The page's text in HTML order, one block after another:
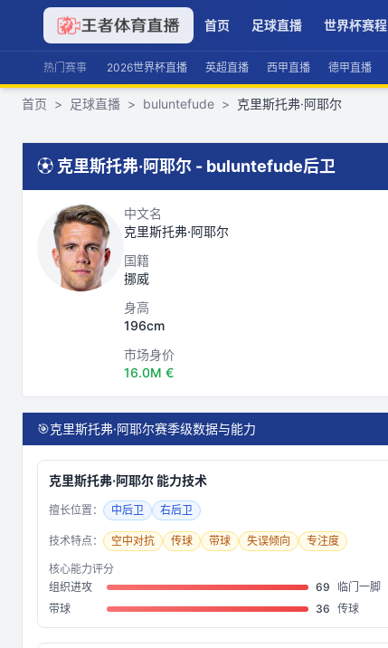
首页 足球直播 世界杯赛程
热门赛事 2026世界杯直播 英超直播 西甲直播 德甲直播
首页 > 足球直播 > buluntefude > 克里斯托弗·阿耶尔
⚽ 克里斯托弗·阿耶尔 - buluntefude后卫
中文名
克里斯托弗·阿耶尔
国籍
挪威
身高
196cm
市场身价
16.0M €
🎯克里斯托弗·阿耶尔赛季级数据与能力
克里斯托弗·阿耶尔能力技术
擅长位置： 中后卫 右后卫
技术特点： 空中对抗 传球 带球 失误倾向 专注度
核心能力评分
组织进攻
69 临门一脚
带球
36 传球